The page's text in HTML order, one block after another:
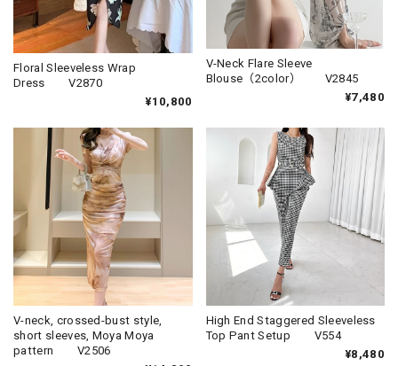
Floral Sleeveless Wrap
Dress V2870
¥10,800
V-Neck Flare Sleeve
Blouse（2color） V2845
¥7,480
V-neck, crossed-bust style,
short sleeves, Moya Moya
pattern V2506
High End Staggered Sleeveless
Top Pant Setup V554
¥8,480